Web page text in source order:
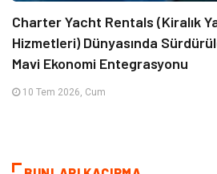
Charter Yacht Rentals (Kiralık
Hizmetleri) Dünyasında
Mavi Ekonomi Entegrasyonu
10 Tem 2026, Cum